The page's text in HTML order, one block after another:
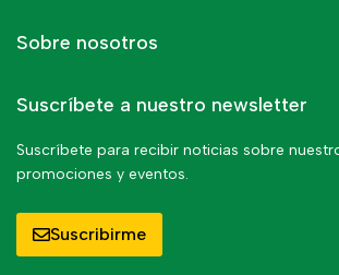
Sobre nosotros
Suscríbete a nuestro newsletter
Suscríbete para recibir noticias sobre
promociones y eventos.
Suscribirme